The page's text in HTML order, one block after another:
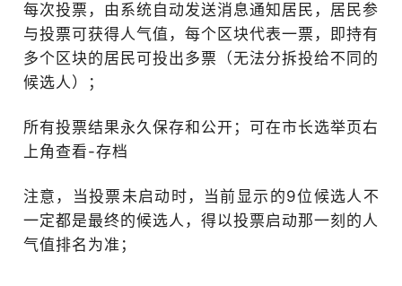
每次投票，由系统自动发送消息通知居民，居民参
与投票可获得人气值，每个区块代表一票，即持有
多个区块的居民可投出多票（无法分拆投给不同的
候选人）；
所有投票结果永久保存和公开；可在市长选举页右
上角查看-存档
注意，当投票未启动时，当前显示的9位候选人不
一定都是最终的候选人，得以投票启动那一刻的人
气值排名为准；